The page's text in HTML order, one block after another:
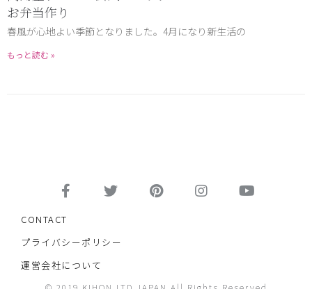
お弁当作り
春風が心地よい季節となりました。4月になり新生活の
もっと読む »
CONTACT
プライバシーポリシー
運営会社について